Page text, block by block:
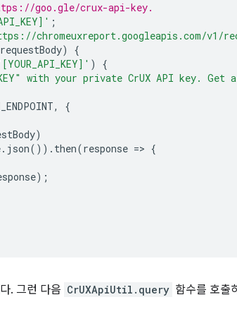
goo.gle/crux-api-key.
;
chromeuxreport.googleapis.com/v1/
requestBody)
{
)
{
with your private CrUX API key.
,
{
)
. json()). then(response => {
);
. 그런 다음 CrUXApiUtil.query 함수를 호출